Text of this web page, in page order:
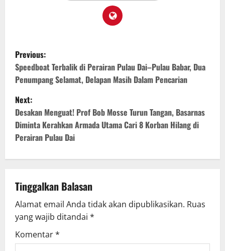
Previous:
Speedboat Terbalik di Perairan Pulau Dai–Pulau Babar, Dua
Penumpang Selamat, Delapan Masih Dalam Pencarian
Next:
Desakan Menguat! Prof Bob Mosse Turun Tangan, Basarnas
Diminta Kerahkan Armada Utama Cari 8 Korban Hilang di
Perairan Pulau Dai
Tinggalkan Balasan
Alamat email Anda tidak akan dipublikasikan. Ruas
yang wajib ditandai *
Komentar*